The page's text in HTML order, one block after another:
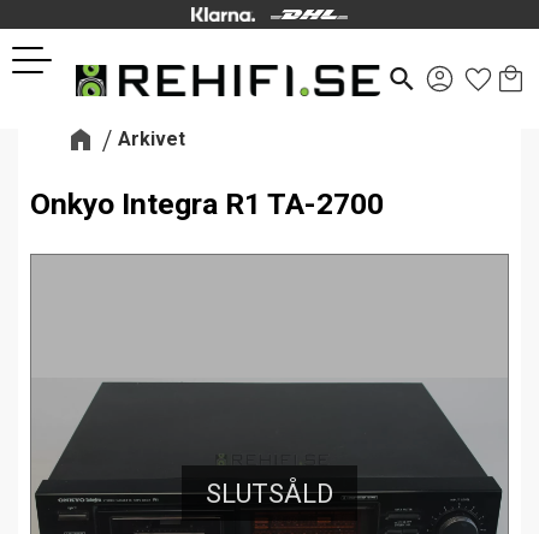
Meny
search
Arkivet
Onkyo Integra R1 TA-2700
SLUTSÅLD